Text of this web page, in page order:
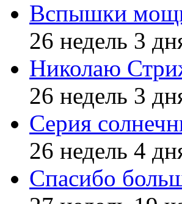
Вспышки
26 недель 3
Николаю
26 недель 3
Серия
26 недель 4
Спасибо